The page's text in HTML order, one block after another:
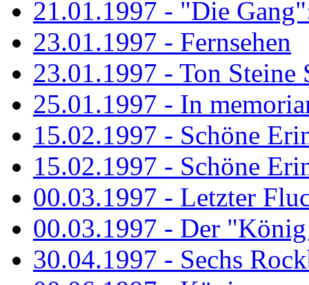
21.01.1997 - "Die
23.01.1997 - Fernsehen
23.01.1997 - Ton Steine
25.01.1997 - In
15.02.1997 - Schöne
15.02.1997 - Schöne
00.03.1997 - Letzter
00.03.1997 - Der
30.04.1997 - Sechs